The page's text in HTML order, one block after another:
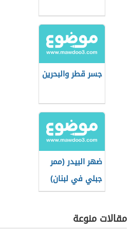
جسر قطر والبحرين
ضهر البيدر (ممر
جبلي في لبنان)
مقالات منوعة